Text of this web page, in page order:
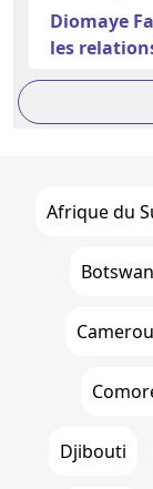
Diomaye
les
Afrique du
Djibouti